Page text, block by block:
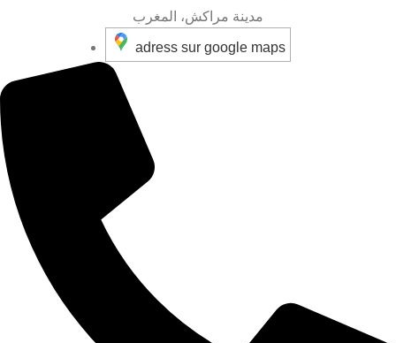
مدينة مراكش، المغرب
adress sur google maps